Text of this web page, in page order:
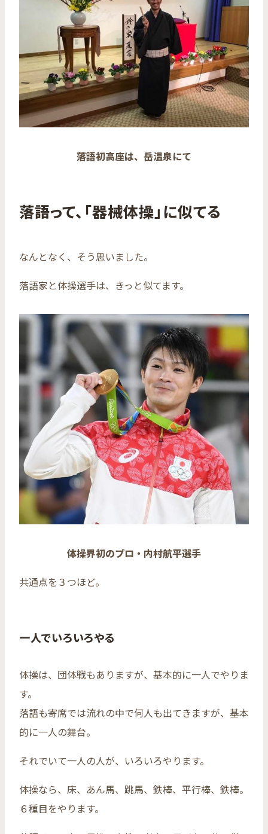
落語初高座は、岳温泉にて
落語って、「器械体操」に似てる
なんとなく、そう思いました。
落語家と体操選手は、きっと似てます。
体操界初のプロ・内村航平選手
共通点を３つほど。
一人でいろいろやる
体操は、団体戦もありますが、基本的に一人でやりま
す。
落語も寄席では流れの中で何人も出てきますが、基本
的に一人の舞台。
それでいて一人の人が、いろいろやります。
体操なら、床、あん馬、跳馬、鉄棒、平行棒、鉄棒。
６種目をやります。